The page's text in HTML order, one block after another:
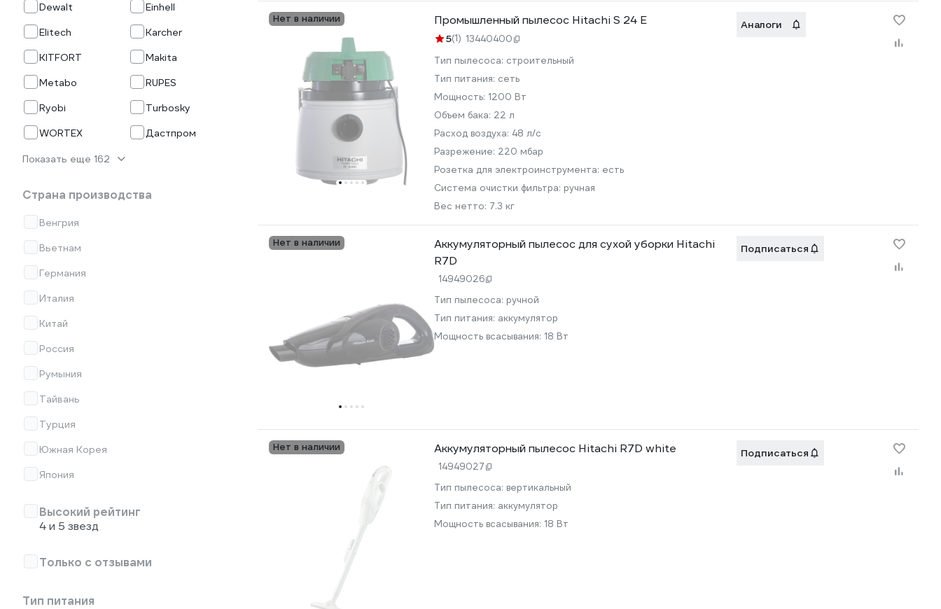
Dewalt
Einhell
Elitech
Karcher
KITFORT
Makita
Metabo
RUPES
Ryobi
Turbosky
WORTEX
Дастпром
Показать еще 162
Страна производства
Венгрия
Вьетнам
Германия
Италия
Китай
Россия
Румыния
Тайвань
Турция
Южная Корея
Япония
Высокий рейтинг
4 и 5 звезд
Только с отзывами
Тип питания
Нет в наличии Промышленный пылесос Hitachi S 24 E
5(1) 13440400
Тип пылесоса: строительный
Тип питания: сеть
Мощность: 1200 Вт
Объем бака: 22 л
Расход воздуха: 48 л/с
Разрежение: 220 мбар
Розетка для электроинструмента: есть
Система очистки фильтра: ручная
Вес нетто: 7.3 кг
Аналоги
Нет в наличии
Аккумуляторный пылесос для сухой уборки Hitachi
R7D
14949026
Тип пылесоса: ручной
Тип питания: аккумулятор
Мощность всасывания: 18 Вт
Подписаться
Нет в наличии Аккумуляторный пылесос Hitachi R7D white
14949027
Тип пылесоса: вертикальный
Тип питания: аккумулятор
Мощность всасывания: 18 Вт
Подписаться